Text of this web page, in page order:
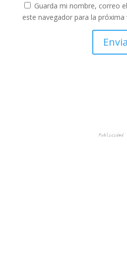
Guarda mi nombre, correo
este navegador para la
Publicidad